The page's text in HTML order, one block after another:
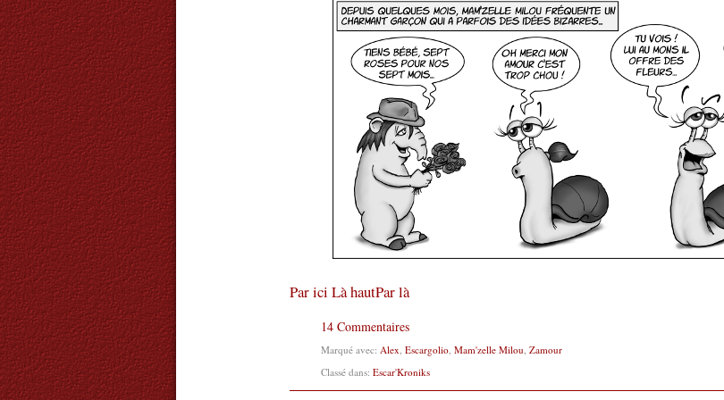
Par ici Là hautPar là
14 Commentaires
Marqué avec: Alex, Escargolio, Mam'zelle Milou, Zamour
Classé dans: Escar'Kroniks